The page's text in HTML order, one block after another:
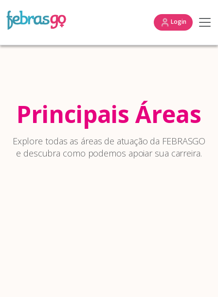
Login
Principais Áreas
Explore todas as áreas de atuação da FEBRASGO
e descubra como podemos apoiar sua carreira.